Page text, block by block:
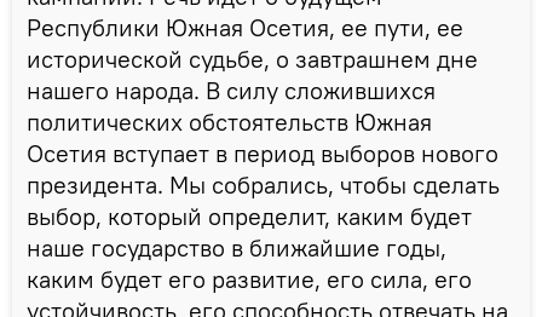
Республики Южная Осетия, ее пути, ее
исторической судьбе, о завтрашнем дне
нашего народа. В силу сложившихся
политических обстоятельств Южная
Осетия вступает в период выборов нового
президента. Мы собрались, чтобы сделать
выбор, который определит, каким будет
наше государство в ближайшие годы,
каким будет его развитие, его сила, его
устойчивость, его способность отвечать на